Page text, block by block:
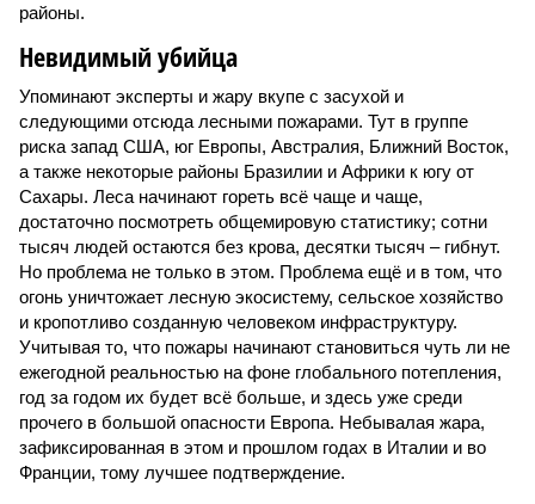
районы.
Невидимый убийца
Упоминают эксперты и жару вкупе с засухой и
следующими отсюда лесными пожарами. Тут в группе
риска запад США, юг Европы, Австралия, Ближний Восток,
а также некоторые районы Бразилии и Африки к югу от
Сахары. Леса начинают гореть всё чаще и чаще,
достаточно посмотреть общемировую статистику; сотни
тысяч людей остаются без крова, десятки тысяч – гибнут.
Но проблема не только в этом. Проблема ещё и в том, что
огонь уничтожает лесную экосистему, сельское хозяйство
и кропотливо созданную человеком инфраструктуру.
Учитывая то, что пожары начинают становиться чуть ли не
ежегодной реальностью на фоне глобального потепления,
год за годом их будет всё больше, и здесь уже среди
прочего в большой опасности Европа. Небывалая жара,
зафиксированная в этом и прошлом годах в Италии и во
Франции, тому лучшее подтверждение.